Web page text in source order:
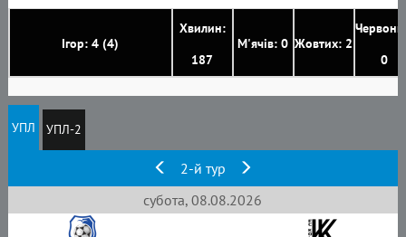
Ігор: 4 (4)
Хвилин:
187
М'ячів: 0 Жовтих: 2
0
УПЛ УПЛ-2
2-й тур
субота, 08.08.2026